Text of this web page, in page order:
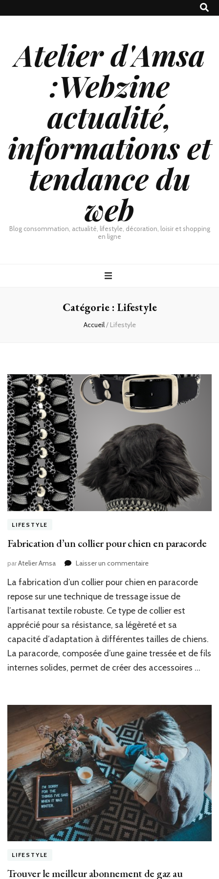
Atelier d'Amsa
:Webzine
actualité,
informations et
tendance du
web
Blog consommation, actualité, lifestyle, décoration, loisir et shopping
en ligne
Catégorie : Lifestyle
Accueil/ Lifestyle
LIFESTYLE
Fabrication d’un collier pour chien en paracorde
parAtelier Amsa Laisser un commentairesur
d’un
collier
chien
en
paracorde
La fabrication d’un collier pour chien en paracorde
repose sur une technique de tressage issue de
l’artisanat textile robuste. Ce type de collier est
apprécié pour sa résistance, sa légèreté et sa
capacité d’adaptation à différentes tailles de chiens.
La paracorde, composée d’une gaine tressée et de fils
internes solides, permet de créer des accessoires …
LIFESTYLE
Trouver le meilleur abonnement de gaz au